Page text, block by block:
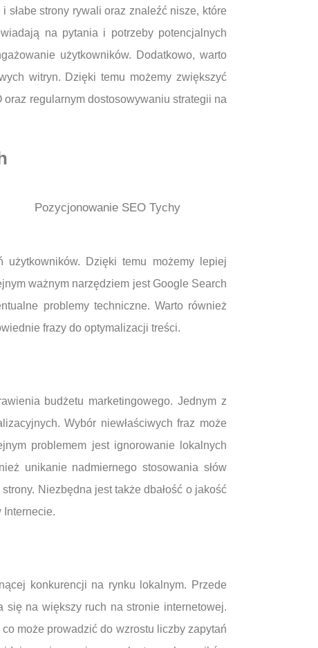
strony rywali oraz znaleźć nisze, które
na pytania i potrzeby potencjalnych
użytkowników. Dodatkowo, warto
witryn. Dzięki temu możemy zwiększyć
regularnym dostosowywaniu strategii na
Pozycjonowanie SEO Tychy
Dzięki temu możemy lepiej
ważnym narzędziem jest Google Search
problemy techniczne. Warto również
frazy do optymalizacji treści.
budżetu marketingowego. Jednym z
Wybór niewłaściwych fraz może
problemem jest ignorowanie lokalnych
unikanie nadmiernego stosowania słów
Niezbędna jest także dbałość o jakość
Internecie.
konkurencji na rynku lokalnym. Przede
się na większy ruch na stronie internetowej.
może prowadzić do wzrostu liczby zapytań